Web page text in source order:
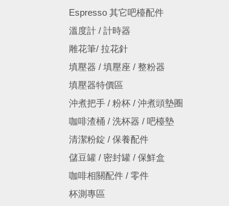
Espresso 其它吧檯配件
溫度計 / 計時器
雕花筆/ 拉花針
填壓器 / 填壓座 / 整粉器
填壓器特價區
沖煮把手 / 粉杯 / 沖煮頭墊圈
咖啡渣桶 / 洗杯器 / 吧檯墊
清潔粉錠 / 保養配件
儲豆罐 / 密封罐 / 保鮮盒
咖啡相關配件 / 零件
杯測專區